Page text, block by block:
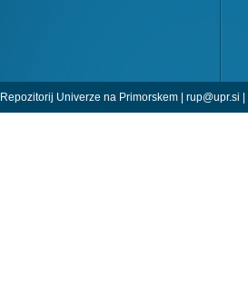
Repozitorij Univerze na Primorskem | rup@upr.si |